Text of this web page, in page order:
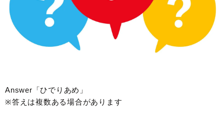
Answer「ひでりあめ」
※答えは複数ある場合があります